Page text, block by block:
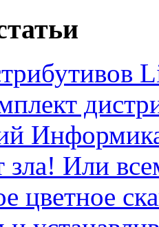
зла! Или
цветное